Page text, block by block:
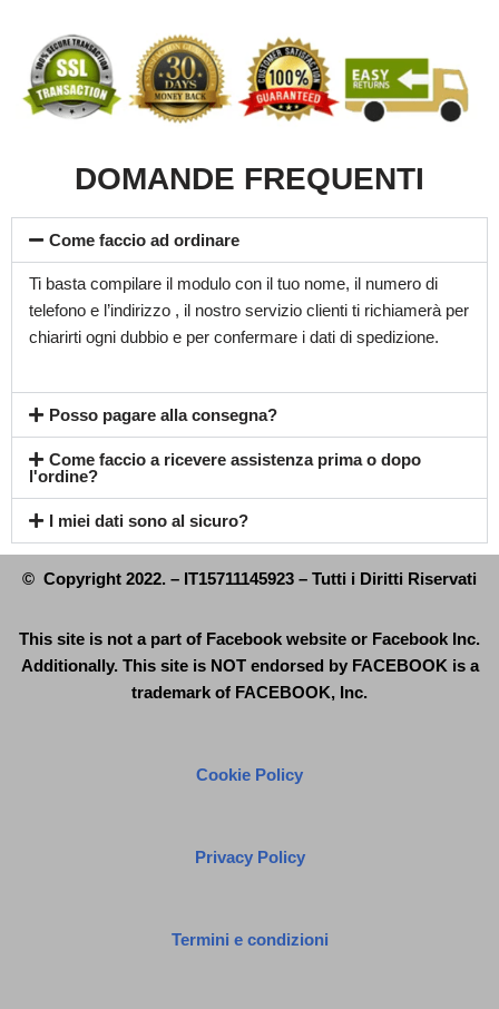
DOMANDE FREQUENTI
Come faccio ad ordinare
Ti basta compilare il modulo con il tuo nome, il numero di
telefono e l’indirizzo , il nostro servizio clienti ti richiamerà per
chiarirti ogni dubbio e per confermare i dati di spedizione.
Posso pagare alla consegna?
Come faccio a ricevere assistenza prima o dopo
l'ordine?
I miei dati sono al sicuro?
© Copyright 2022. – IT15711145923 – Tutti i Diritti Riservati
This site is not a part of Facebook website or Facebook Inc.
Additionally. This site is NOT endorsed by FACEBOOK is a
trademark of FACEBOOK, Inc.
Cookie Policy
Privacy Policy
Termini e condizioni